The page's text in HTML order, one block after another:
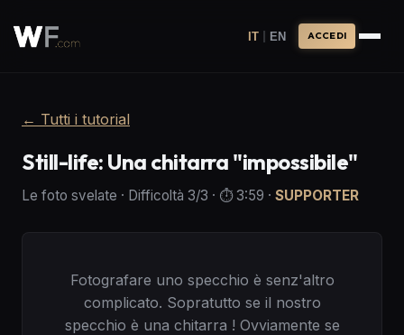
IT | EN ACCEDI
← Tutti i tutorial
Still-life: Una chitarra "impossibile"
Le foto svelate · Difficoltà 3/3 · ⏱️3:59 · SUPPORTER
Fotografare uno specchio è senz'altro
complicato. Sopratutto se il nostro
specchio è una chitarra ! Ovviamente se